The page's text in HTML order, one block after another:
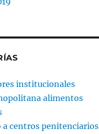
institucionales
alimentos
a centros penitenciarios